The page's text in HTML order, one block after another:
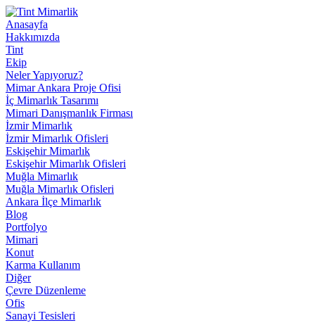
Anasayfa
Hakkımızda
Tint
Ekip
Neler Yapıyoruz?
Mimar Ankara Proje Ofisi
İç Mimarlık Tasarımı
Mimari Danışmanlık Firması
İzmir Mimarlık
İzmir Mimarlık Ofisleri
Eskişehir Mimarlık
Eskişehir Mimarlık Ofisleri
Muğla Mimarlık
Muğla Mimarlık Ofisleri
Ankara İlçe Mimarlık
Blog
Portfolyo
Mimari
Konut
Karma Kullanım
Diğer
Çevre Düzenleme
Ofis
Sanayi Tesisleri